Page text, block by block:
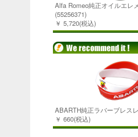
Alfa Romeo純正オイルエレ
(55256371)
￥ 5,720(税込)
ABARTH純正ラバーブレス
￥ 660(税込)